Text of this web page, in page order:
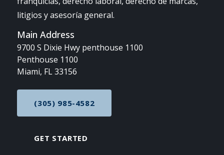
litigios y asesoría general.
Main Address
9700 S Dixie Hwy penthouse 1100
Penthouse 1100
Miami, FL 33156
CALL NOW AT
(305) 985-4582
GET STARTED